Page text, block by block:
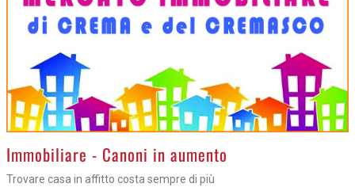
>Immobiliare - Canoni in aumento
Trovare casa in affitto costa sempre di più